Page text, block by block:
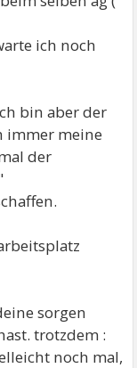
ich noch
bin aber der
immer meine
der
sorgen
trotzdem :
noch mal,